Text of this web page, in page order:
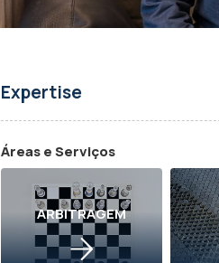
Expertise
Áreas e Serviços
ARBITRAGEM